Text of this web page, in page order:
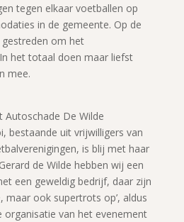
tegen elkaar voetballen op
in de gemeente. Op de
om het
het totaal doen maar liefst
mee.
Autoschade De Wilde
bestaande uit vrijwilligers van
is blij met haar
de Wilde hebben wij een
een geweldig bedrijf, daar zijn
maar ook supertrots op’, aldus
organisatie van het evenement